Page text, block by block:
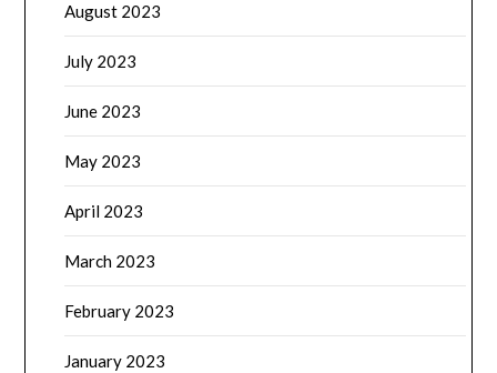
August 2023
July 2023
June 2023
May 2023
April 2023
March 2023
February 2023
January 2023